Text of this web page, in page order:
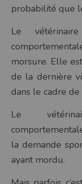
probabilité que
Le
morsure. Elle
de la dernière
dans le cadre
Le
la demande
ayant mordu.